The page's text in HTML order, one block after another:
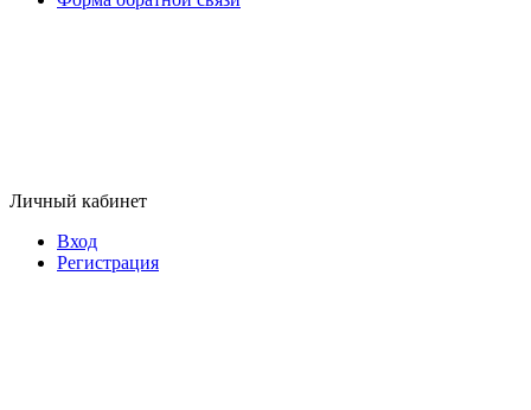
Личный кабинет
Вход
Регистрация